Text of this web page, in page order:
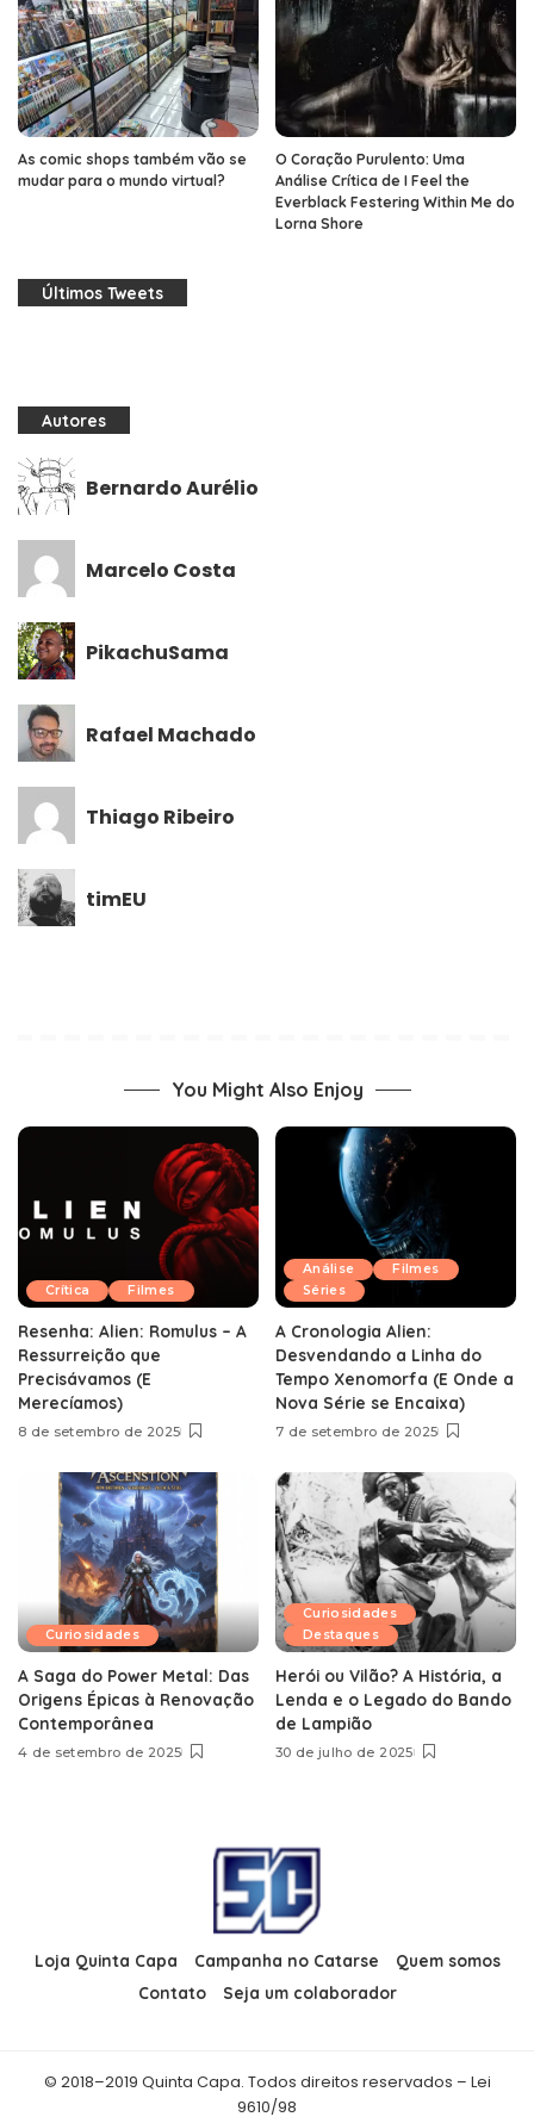
As comic shops também vão se
mudar para o mundo virtual?
O Coração Purulento: Uma
Análise Crítica de I Feel the
Everblack Festering Within Me do
Lorna Shore
Últimos Tweets
Autores
Bernardo Aurélio
Marcelo Costa
PikachuSama
Rafael Machado
Thiago Ribeiro
timEU
You Might Also Enjoy
Crítica Filmes
Resenha: Alien: Romulus – A
Ressurreição que
Precisávamos (E
Merecíamos)
8 de setembro de 2025
Análise
Filmes
Séries
A Cronologia Alien:
Desvendando a Linha do
Tempo Xenomorfa (E Onde a
Nova Série se Encaixa)
7 de setembro de 2025
Curiosidades
A Saga do Power Metal: Das
Origens Épicas à Renovação
Contemporânea
4 de setembro de 2025
Curiosidades
Destaques
Herói ou Vilão? A História, a
Lenda e o Legado do Bando
de Lampião
30 de julho de 2025
Loja Quinta Capa Campanha no Catarse
Quem somos
Contato
Seja um colaborador
© 2018–2019 Quinta Capa. Todos direitos reservados – Lei
9610/98